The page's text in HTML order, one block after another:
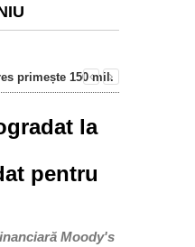
din industria auto
la
pentru
Moody's